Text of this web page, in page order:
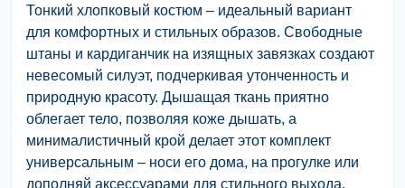
Тонкий хлопковый костюм – идеальный вариант
для комфортных и стильных образов. Свободные
штаны и кардиганчик на изящных завязках создают
невесомый силуэт, подчеркивая утонченность и
природную красоту. Дышащая ткань приятно
облегает тело, позволяя коже дышать, а
минималистичный крой делает этот комплект
универсальным – носи его дома, на прогулке или
дополняй аксессуарами для стильного выхода.